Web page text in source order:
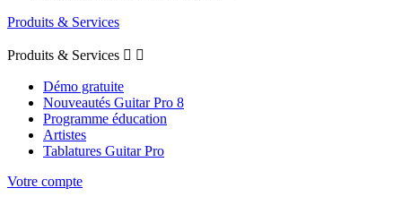
Produits & Services
Produits & Services  
Démo gratuite
Nouveautés Guitar Pro 8
Programme éducation
Artistes
Tablatures Guitar Pro
Votre compte